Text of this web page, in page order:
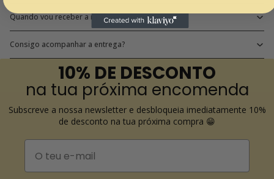
Quando vou receber a minha encomenda?
Consigo acompanhar a entrega?
10% DE DESCONTO
na tua próxima encomenda
Subscreve a nossa newsletter e desbloqueia imediatamente 10%
de desconto na tua próxima compra 😁